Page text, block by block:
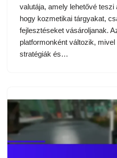
valutája, amely lehetővé
hogy kozmetikai tárgyakat,
fejlesztéseket vásároljanak.
platformonként változik,
stratégiák és…